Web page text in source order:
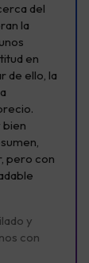
del
la
en
de ello, la
bien
pero con
y
con